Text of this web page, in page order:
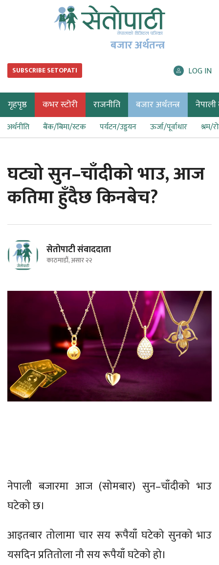
बजार अर्थतन्त्र
SUBSCRIBE SETOPATI LOG IN
गृहपृष्ठ कभर स्टोरी राजनीति बजार अर्थतन्त्र नेपाली
अर्थनीति बैंक/बिमा/स्टक पर्यटन/उड्डयन ऊर्जा/पूर्वाधार श्रम/
घट्यो सुन–चाँदीको भाउ, आज
कतिमा हुँदैछ किनबेच?
सेतोपाटी संवाददाता
काठमाडौं, असार २२
नेपाली बजारमा आज (सोमबार) सुन–चाँदीको भाउ
घटेको छ।
आइतबार तोलामा चार सय रूपैयाँ घटेको सुनको भाउ
यसदिन प्रतितोला नौ सय रूपैयाँ घटेको हो।